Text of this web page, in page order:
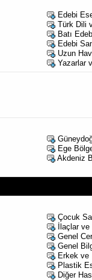
Edebi
Türk Dili
Batı
Edebi
Uzun
Yazarlar
Ege
Akdeniz
Çocuk
İlaçlar
Genel
Genel
Erkek ve
Plastik
Diğer